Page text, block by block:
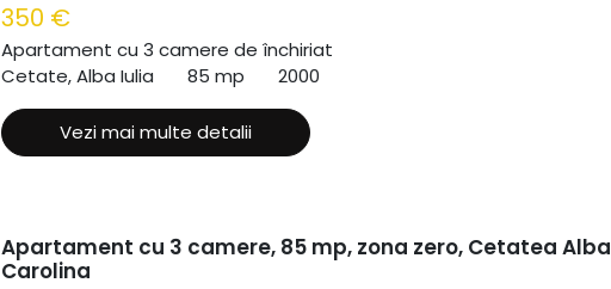
350 €
Apartament cu 3 camere de închiriat
Cetate, Alba Iulia
85 mp 2000
Vezi mai multe detalii
Apartament cu 3 camere, 85 mp, zona zero, Cetatea Alba
Carolina